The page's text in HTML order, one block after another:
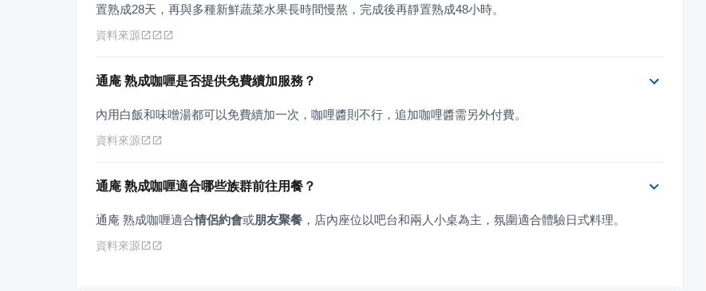
置熟成28天，再與多種新鮮蔬菜水果長時間慢熬，完成後再靜置熟成48小時。
資料來源
通庵 熟成咖喱是否提供免費續加服務？
內用白飯和味噌湯都可以免費續加一次，咖哩醬則不行，追加咖哩醬需另外付費。
資料來源
通庵 熟成咖喱適合哪些族群前往用餐？
通庵 熟成咖喱適合情侶約會或朋友聚餐 ，店內座位以吧台和兩人小桌為主，氛圍適合體驗日式料理。
資料來源